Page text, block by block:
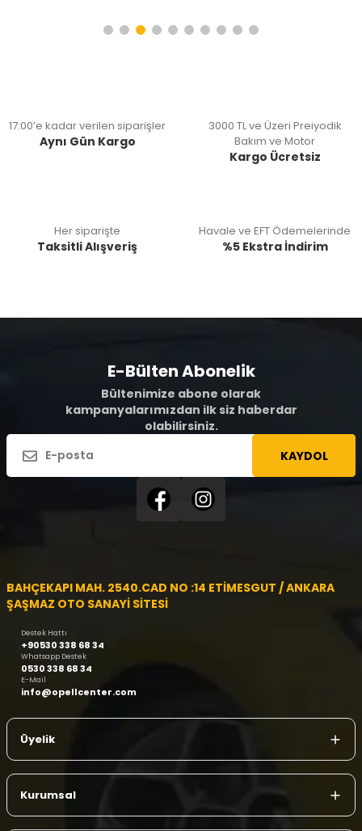
17:00’e kadar verilen siparişler
Aynı Gün Kargo
3000 TL ve Üzeri Preiyodik
Bakım ve Motor
Kargo Ücretsiz
Her siparişte
Taksitli Alışveriş
Havale ve EFT Ödemelerinde
%5 Ekstra İndirim
E-Bülten Abonelik
Bültenimize abone olarak
kampanyalarımızdan ilk siz haberdar
olabilirsiniz.
KAYDOL
BAHÇEKAPI MAH. 2540.CAD NO :14 ETİMESGUT / ANKARA
ŞAŞMAZ OTO SANAYİ SİTESİ
Destek Hattı
+90530 338 68 34
Whatsapp Destek
0530 338 68 34
E-Mail
info@opellcenter.com
Üyelik
Kurumsal